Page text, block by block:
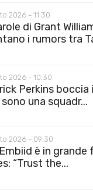
2026 - 11:30
di Grant
i rumors tra
2026 - 10:30
Perkins boccia
sono una squadr...
2026 - 09:30
è in grande
“Trust the...